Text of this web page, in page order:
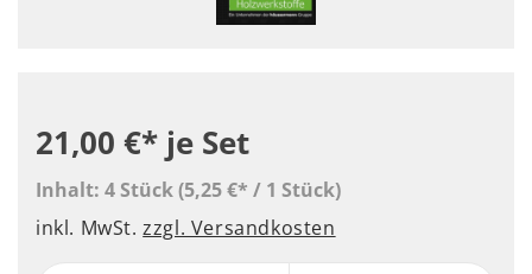
21,00 €* je Set
Inhalt: 4 Stück(5,25 €* / 1 Stück)
inkl. MwSt.zzgl. Versandkosten